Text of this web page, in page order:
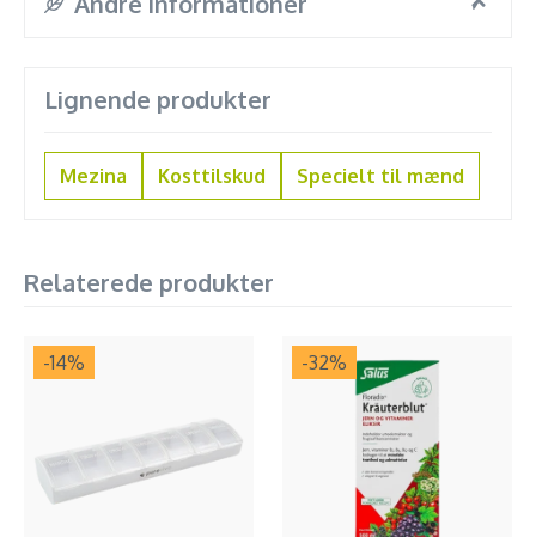
Lignende produkter
Mezina Kosttilskud Specielt til mænd
Relaterede produkter
-14% -32%